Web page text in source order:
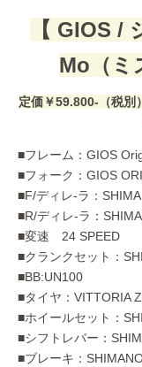
【 GIOS /
Mo（ミ
定価￥59.800-（税
■フレーム：GIOS
■フォーク：GIOS
■F/ディレ-ラ：
■R/ディレ-ラ：
■変速 24 SPEED
■クランクセット：
■BB:UN100
■タイヤ：VITTORIA
■ホイールセット：
■シフトレバー：
■ブレーキ：